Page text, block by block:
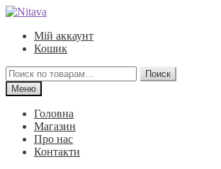
Перейти
навигации
Перейти
содержимому
Мій аккаунт
Кошик
Искать:
Поиск
Меню
Головна
Магазин
Про нас
Контакти